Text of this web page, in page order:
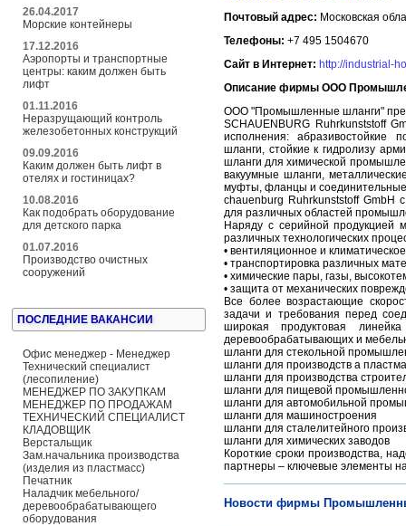
26.04.2017
Морские контейнеры
17.12.2016
Аэропорты и транспортные
центры: каким должен быть
лифт
01.11.2016
Неразрущающий контроль
железобетонных конструкций
09.09.2016
Каким должен быть лифт в
отелях и гостиницах?
10.08.2016
Как подобрать оборудование
для детского парка
01.07.2016
Производство очистных
сооружений
ПОСЛЕДНИЕ ВАКАНСИИ
Офис менеджер - Менеджер
Технический специалист
(лесопиление)
МЕНЕДЖЕР ПО ЗАКУПКАМ
МЕНЕДЖЕР ПО ПРОДАЖАМ
ТЕХНИЧЕСКИЙ СПЕЦИАЛИСТ
КЛАДОВЩИК
Верстальщик
Зам.начальника производства
(изделия из пластмасс)
Печатник
Наладчик мебельного/
деревообрабатывающего
оборудования
Почтовый адрес: Московская
Телефоны: +7 495 1504670
Сайт в Интернет: http://industrial-
Описание фирмы ООО
ООО "Промышленные шланги"
SCHAUENBURG Ruhrkunststoff
исполнения: абразивостойкие
шланги, стойкие к гидролизу
шланги для химической
вакуумные шланги,
муфты, фланцы и
chauenburg Ruhrkunststoff
для различных областей
Наряду с серийной продукцией
различных технологических
• вентиляционное и
• транспортировка различных
• химические пары, газы,
• защита от механических
Все более возрастающие
задачи и требования перед
широкая продуктовая
деревообрабатывающих и
шланги для стекольной
шланги для производств а
шланги для производства
шланги для пищевой
шланги для автомобильной
шланги для машиностроения
шланги для сталелитейного
шланги для химических заводов
Короткие сроки производства,
партнеры – ключевые элементы
Новости фирмы